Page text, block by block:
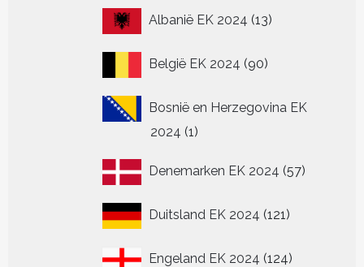
Albanië EK 2024 1313
België EK 2024 9090
Bosnië en Herzegovina EK
2024 11
Denemarken EK 2024 5757
Duitsland EK 2024 121121
Engeland EK 2024 124124